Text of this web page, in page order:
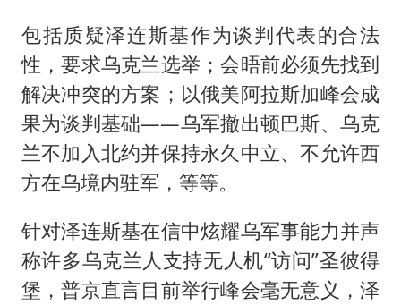
包括质疑泽连斯基作为谈判代表的合法
性，要求乌克兰选举；会晤前必须先找到
解决冲突的方案；以俄美阿拉斯加峰会成
果为谈判基础——乌军撤出顿巴斯、乌克
兰不加入北约并保持永久中立、不允许西
方在乌境内驻军，等等。
针对泽连斯基在信中炫耀乌军事能力并声
称许多乌克兰人支持无人机“访问”圣彼得
堡，普京直言目前举行峰会毫无意义，泽